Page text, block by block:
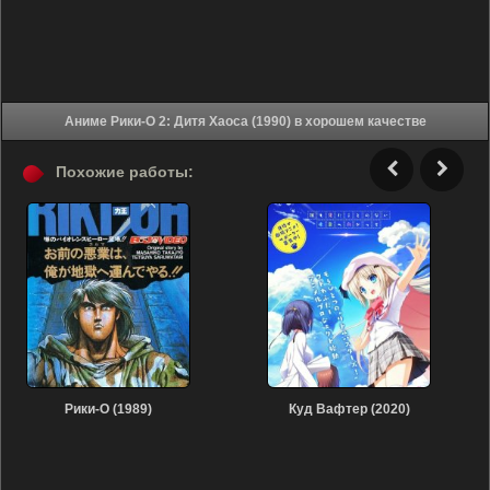
Аниме Рики-О 2: Дитя Хаоса (1990) в хорошем качестве
Похожие работы:
Рики-О (1989) Куд Вафтер (2020)